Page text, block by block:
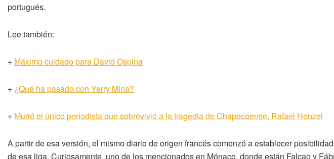
portugués.
Lee también:
+ Máximo cuidado para David Ospina
+ ¿Qué ha pasado con Yerry Mina?
+ Murió el único periodista que sobrevivió a la tragedia de Chapecoense, Rafael Henzel
A partir de esa versión, el mismo diario de origen francés comenzó a establecer
de esa liga. Curiosamente, uno de los mencionados en Mónaco, donde están Falcao y